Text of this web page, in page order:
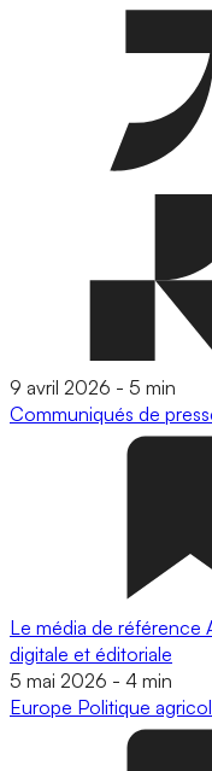
9 avril 2026 - 5 min
Communiqués de
Le média de référence
digitale et éditoriale
5 mai 2026 - 4 min
Europe Politique